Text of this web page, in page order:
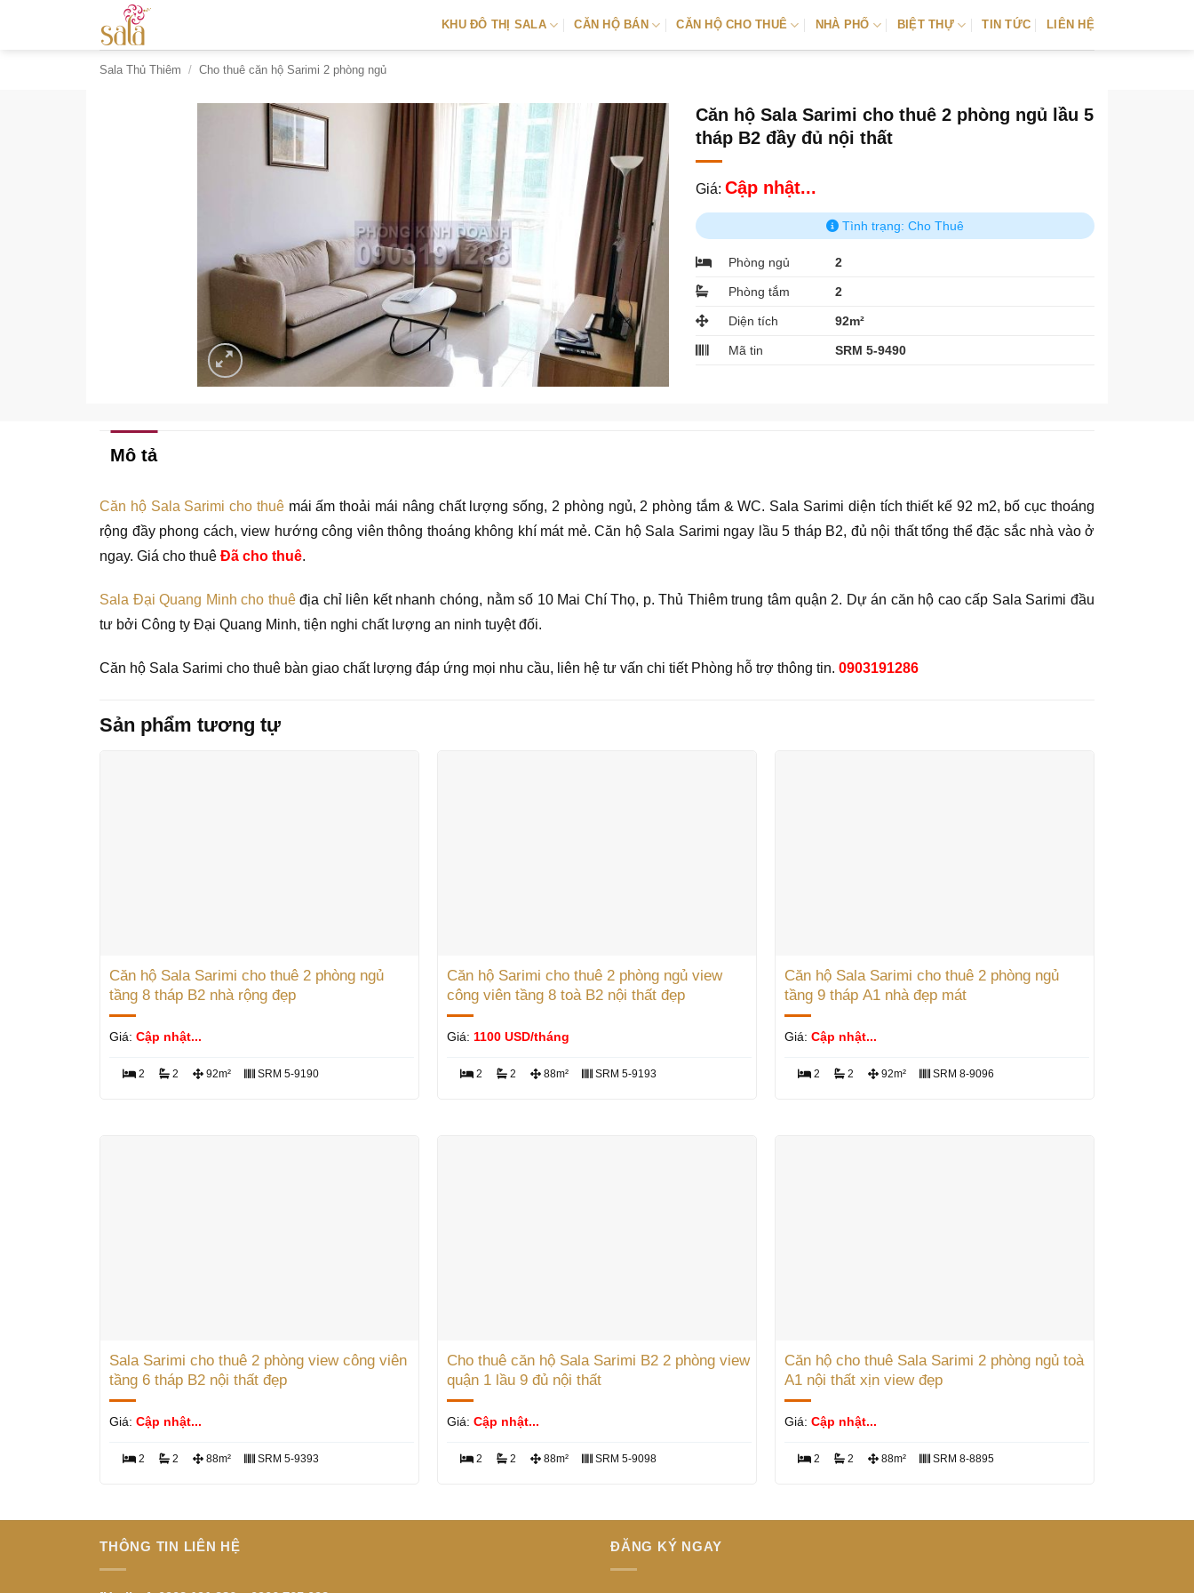
KHU ĐÔ THỊ SALA CĂN HỘ BÁN CĂN HỘ CHO THUÊ NHÀ PHỐ BIỆT THỰ TIN TỨC LIÊN HỆ
Sala Thủ Thiêm / Cho thuê căn hộ Sarimi 2 phòng ngủ
Căn hộ Sala Sarimi cho thuê 2 phòng ngủ lầu 5
tháp B2 đầy đủ nội thất
Giá: Cập nhật...
Tình trạng: Cho Thuê
Phòng ngủ 2
Phòng tắm 2
Diện tích 92m²
Mã tin SRM 5-9490
Mô tả
Căn hộ Sala Sarimi cho thuêmái ấm thoải mái nâng chất lượng sống, 2 phòng ngủ, 2 phòng tắm & WC. Sala Sarimi diện tích thiết kế 92 m2, bố cục thoáng
rộng đầy phong cách, view hướng công viên thông thoáng không khí mát mẻ. Căn hộ Sala Sarimi ngay lầu 5 tháp B2, đủ nội thất tổng thể đặc sắc nhà vào ở
ngay. Giá cho thuê Đã cho thuê.
Sala Đại Quang Minh cho thuêđịa chỉ liên kết nhanh chóng, nằm số 10 Mai Chí Thọ, p. Thủ Thiêm trung tâm quận 2. Dự án căn hộ cao cấp Sala Sarimi đầu
tư bởi Công ty Đại Quang Minh, tiện nghi chất lượng an ninh tuyệt đối.
Căn hộ Sala Sarimi cho thuê bàn giao chất lượng đáp ứng mọi nhu cầu, liên hệ tư vấn chi tiết Phòng hỗ trợ thông tin. 0903191286
Sản phẩm tương tự
Căn hộ Sala Sarimi cho thuê 2 phòng ngủ
tầng 8 tháp B2 nhà rộng đẹp
Giá: Cập nhật...
2 2 92m² SRM 5-9190
Căn hộ Sarimi cho thuê 2 phòng ngủ view
công viên tầng 8 toà B2 nội thất đẹp
Giá: 1100 USD/tháng
2 2 88m² SRM 5-9193
Căn hộ Sala Sarimi cho thuê 2 phòng ngủ
tầng 9 tháp A1 nhà đẹp mát
Giá: Cập nhật...
2 2 92m² SRM 8-9096
Sala Sarimi cho thuê 2 phòng view công viên
tầng 6 tháp B2 nội thất đẹp
Giá: Cập nhật...
2 2 88m² SRM 5-9393
Cho thuê căn hộ Sala Sarimi B2 2 phòng view
quận 1 lầu 9 đủ nội thất
Giá: Cập nhật...
2 2 88m² SRM 5-9098
Căn hộ cho thuê Sala Sarimi 2 phòng ngủ toà
A1 nội thất xịn view đẹp
Giá: Cập nhật...
2 2 88m² SRM 8-8895
THÔNG TIN LIÊN HỆ ĐĂNG KÝ NGAY